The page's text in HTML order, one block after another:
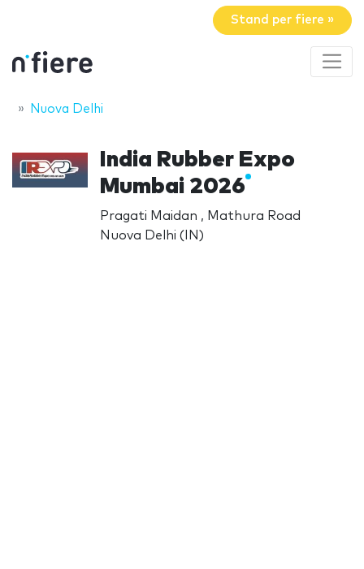
Stand per fiere »
Nuova Delhi
India Rubber Expo
Mumbai 2026
Pragati Maidan , Mathura Road
Nuova Delhi (IN)